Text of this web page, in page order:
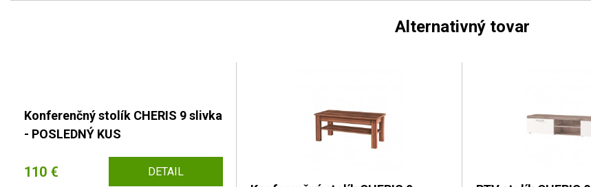
Alternativný tovar
Konferenčný stolík CHERIS 9 slivka
- POSLEDNÝ KUS
110 € DETAIL